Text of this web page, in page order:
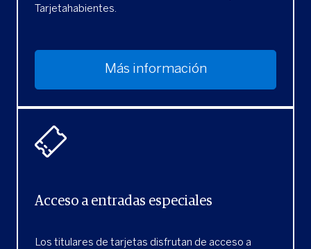
Tarjetahabientes.
Más información
Acceso a entradas especiales
Los titulares de tarjetas disfrutan de acceso a